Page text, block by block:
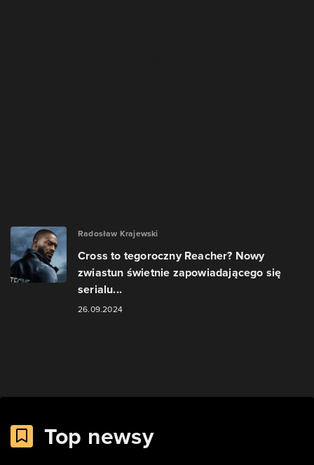
Radosław Krajewski
Cross to tegoroczny Reacher? Nowy
zwiastun świetnie zapowiadającego się
serialu...
26.09.2024
Top newsy